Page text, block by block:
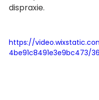
dispraxie.
https://
4be91c8491e3e9bc473/